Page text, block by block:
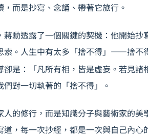
而是抄寫、念誦、帶著它旅行。
勳透露了一個關鍵的契機：他開始
索。人生中有太多「捨不得」——捨不
是：「凡所有相，皆是虛妄。若見諸
們對一切執著的「捨不得」。
人的修行，而是知識分子與藝術家的
道，每一次抄經，都是一次與自己內